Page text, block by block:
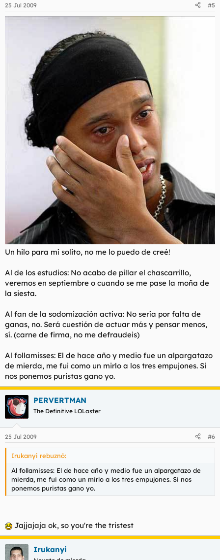
25 Jul 2009 #5
Un hilo para mí solito, no me lo puedo de creé!
Al de los estudios: No acabo de pillar el chascarrillo,
veremos en septiembre o cuando se me pase la moña de
la siesta.
Al fan de la sodomización activa: No sería por falta de
ganas, no. Será cuestión de actuar más y pensar menos,
sí. (carne de firma, no me defraudeis)
Al follamisses: El de hace año y medio fue un alpargatazo
de mierda, me fui como un mirlo a los tres empujones. Si
nos ponemos puristas gano yo.
PERVERTMAN
The Definitive LOLaster
25 Jul 2009 #6
Irukanyi rebuznó:
Al follamisses: El de hace año y medio fue un alpargatazo de
mierda, me fui como un mirlo a los tres empujones. Si nos
ponemos puristas gano yo.
Jajjajaja ok, so you're the tristest
Irukanyi